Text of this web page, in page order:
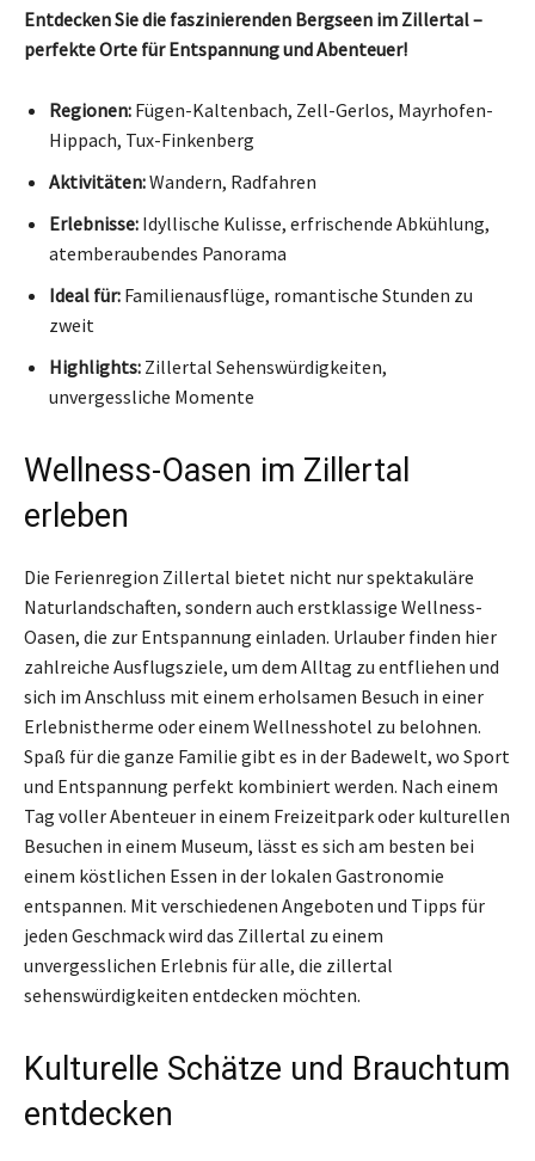
Entdecken Sie die faszinierenden Bergseen im Zillertal –
perfekte Orte für Entspannung und Abenteuer!
Regionen: Fügen-Kaltenbach, Zell-Gerlos, Mayrhofen-
Hippach, Tux-Finkenberg
Aktivitäten:Wandern, Radfahren
Erlebnisse: Idyllische Kulisse, erfrischende Abkühlung,
atemberaubendes Panorama
Ideal für: Familienausflüge, romantische Stunden zu
zweit
Highlights: Zillertal Sehenswürdigkeiten,
unvergessliche Momente
Wellness-Oasen im Zillertal
erleben
Die Ferienregion Zillertal bietet nicht nur spektakuläre
Naturlandschaften, sondern auch erstklassige Wellness-
Oasen, die zur Entspannung einladen. Urlauber finden hier
zahlreiche Ausflugsziele, um dem Alltag zu entfliehen und
sich im Anschluss mit einem erholsamen Besuch in einer
Erlebnistherme oder einem Wellnesshotel zu belohnen.
Spaß für die ganze Familie gibt es in der Badewelt, wo Sport
und Entspannung perfekt kombiniert werden. Nach einem
Tag voller Abenteuer in einem Freizeitpark oder kulturellen
Besuchen in einem Museum, lässt es sich am besten bei
einem köstlichen Essen in der lokalen Gastronomie
entspannen. Mit verschiedenen Angeboten und Tipps für
jeden Geschmack wird das Zillertal zu einem
unvergesslichen Erlebnis für alle, die zillertal
sehenswürdigkeiten entdecken möchten.
Kulturelle Schätze und Brauchtum
entdecken